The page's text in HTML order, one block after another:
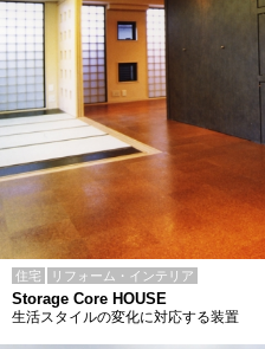
住宅 リフォーム・インテリア
Storage Core HOUSE
生活スタイルの変化に対応する装置